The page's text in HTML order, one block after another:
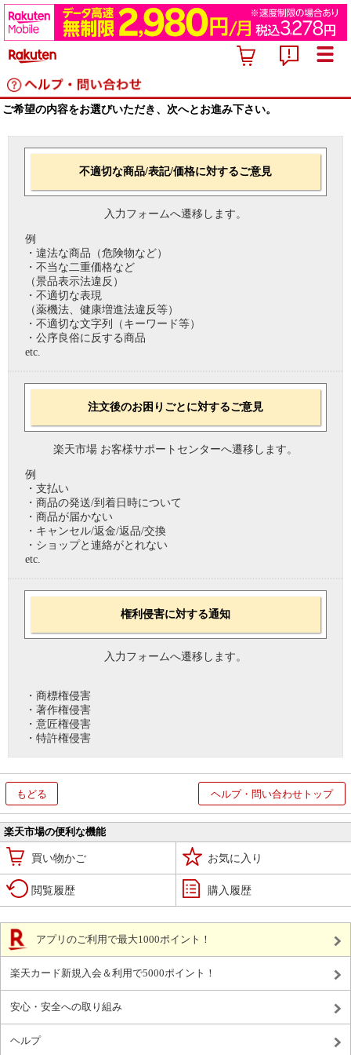
ご希望の内容をお選びいただき、次へとお進み下さい。
不適切な商品/表記/価格に対するご意見
入力フォームへ遷移します。
例
・違法な商品（危険物など）
・不当な二重価格など
（景品表示法違反）
・不適切な表現
（薬機法、健康増進法違反等）
・不適切な文字列（キーワード等）
・公序良俗に反する商品
etc.
注文後のお困りごとに対するご意見
楽天市場 お客様サポートセンターへ遷移します。
例
・支払い
・商品の発送/到着日時について
・商品が届かない
・キャンセル/返金/返品/交換
・ショップと連絡がとれない
etc.
権利侵害に対する通知
入力フォームへ遷移します。
・商標権侵害
・著作権侵害
・意匠権侵害
・特許権侵害
もどる ヘルプ・問い合わせトップ
楽天市場の便利な機能
買い物かご お気に入り
閲覧履歴 購入履歴
アプリのご利用で最大1000ポイント！
楽天カード新規入会＆利用で5000ポイント！
安心・安全への取り組み
ヘルプ